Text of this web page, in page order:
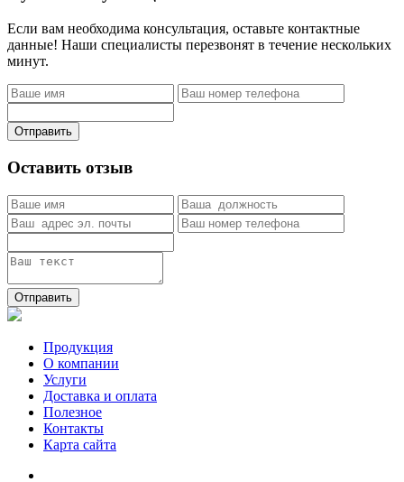
Если вам необходима консультация, оставьте контактные
данные! Наши специалисты перезвонят в течение нескольких
минут.
Отправить
Оставить отзыв
Отправить
Продукция
О компании
Услуги
Доставка и оплата
Полезное
Контакты
Карта сайта